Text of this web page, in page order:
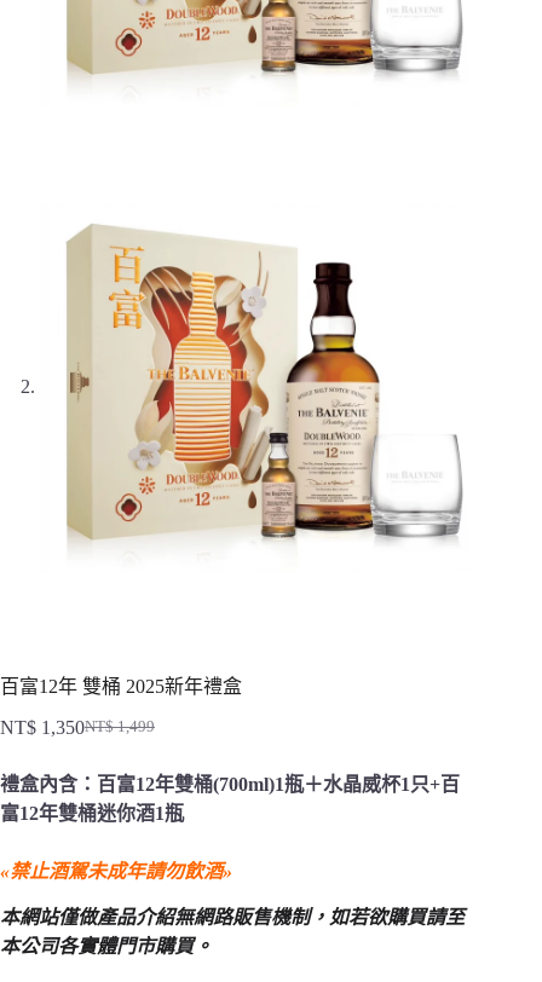
百富12年 雙桶 2025新年禮盒
NT$1,499
價
格：
NT$ 1,499。
NT$ 1,350
價
格：
NT$ 1,350。
禮盒內含：百富12年雙桶(700ml)1瓶＋水晶威杯1只+百
富12年雙桶迷你酒1瓶
«禁止酒駕未成年請勿飲酒»
本網站僅做產品介紹無網路販售機制， 如若欲購買請至
本公司各實體門市購買。